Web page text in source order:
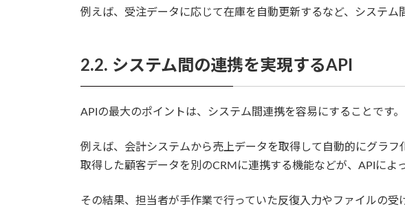
例えば、受注データに応じて在庫を自動更新するなど、システム
2.2. システム間の連携を実現するAPI
APIの最大のポイントは、システム間連携を容易にすることです。
例えば、会計システムから売上データを取得して自動的にグラフ
取得した顧客データを別のCRMに連携する機能などが、APIによ
その結果、担当者が手作業で行っていた反復入力やファイルの受